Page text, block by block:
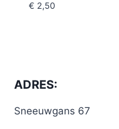
€ 2,50
ADRES:
Sneeuwgans 67